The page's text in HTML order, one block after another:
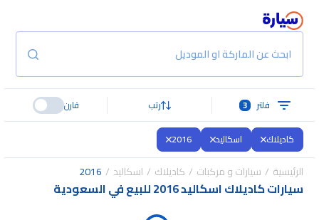
ابحث عن الماركة او الموديل
فلتر 3 رتب قارن
كاديلاك اسكاليد 2016
الرئيسية سيارات و مركبات كاديلاك اسكاليد 2016
سيارات كاديلاك اسكاليد 2016 للبيع في السعودية